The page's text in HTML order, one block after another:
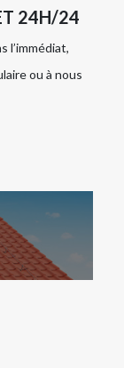
24H/24
l’immédiat,
ou à nous